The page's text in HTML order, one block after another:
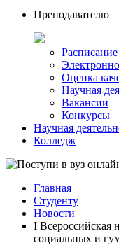
Преподавателю
Расписание
Оценка
Научная
Вакансии
Конкурсы
Научная
Колледж
Главная
Студенту
Новости
I Всероссийская
социальных и